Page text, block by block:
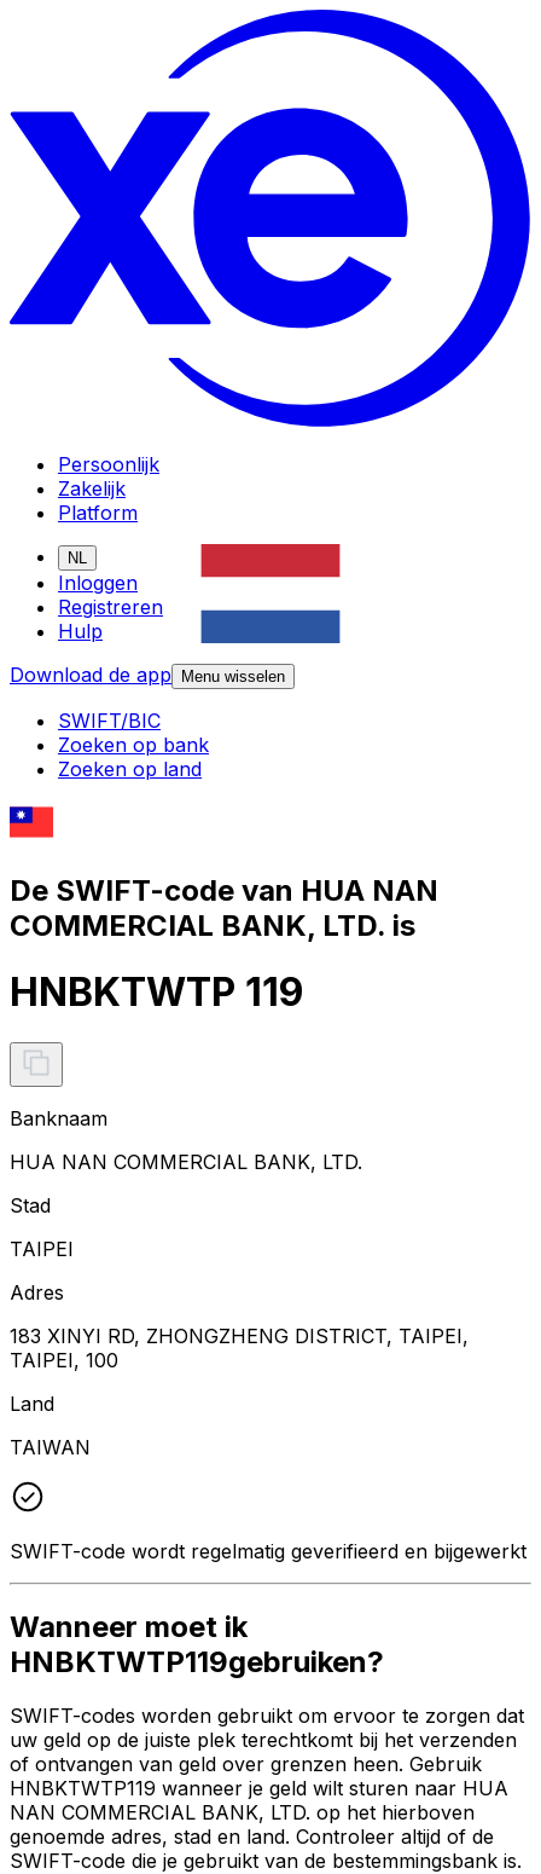
Persoonlijk
Zakelijk
Platform
NL
Inloggen
Registreren
Hulp
Download de app
Menu wisselen
SWIFT/BIC
Zoeken op bank
Zoeken op land
De SWIFT-code van HUA NAN
COMMERCIAL BANK, LTD. is
HNBKTWTP 119
Banknaam
HUA NAN COMMERCIAL BANK, LTD.
Stad
TAIPEI
Adres
183 XINYI RD, ZHONGZHENG DISTRICT, TAIPEI,
TAIPEI, 100
Land
TAIWAN
SWIFT-code wordt regelmatig geverifieerd en bijgewerkt
Wanneer moet ik
HNBKTWTP119gebruiken?
SWIFT-codes worden gebruikt om ervoor te zorgen dat
uw geld op de juiste plek terechtkomt bij het verzenden
of ontvangen van geld over grenzen heen. Gebruik
HNBKTWTP119 wanneer je geld wilt sturen naar HUA
NAN COMMERCIAL BANK, LTD. op het hierboven
genoemde adres, stad en land. Controleer altijd of de
SWIFT-code die je gebruikt van de bestemmingsbank is.